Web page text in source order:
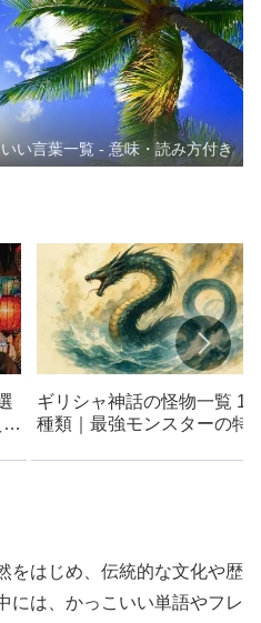
い言葉一覧 - 意味・読み方付き
ギリシャ神話の怪物一覧
種類｜最強モンスターの特
をはじめ、伝統的な文化や歴
には、かっこいい単語やフレ